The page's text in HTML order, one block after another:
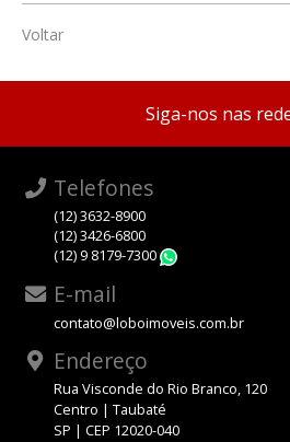
Voltar
Siga-nos nas
Telefones
(12) 3632-8900
(12) 3426-6800
(12) 9 8179-7300
E-mail
contato@loboimoveis.com.br
Endereço
Rua Visconde do Rio Branco, 120
Centro | Taubaté
SP | CEP 12020-040